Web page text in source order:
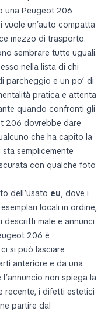
una Peugeot 206
un’auto compatta
mezzo di trasporto.
sembrare tutte uguali.
nella lista di chi
parcheggio e un po’ di
pratica e attenta
quando confronti gli
206 dovrebbe dare
che ha capito la
semplicemente
con qualche foto
dell’usato eu, dove i
locali in ordine,
male e annunci
206 è
si può lasciare
anteriore e da una
non spiega la
recente, i difetti estetici
partire dal